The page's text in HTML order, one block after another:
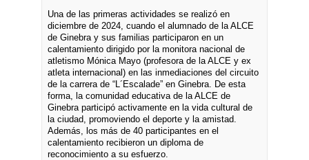
Una de las primeras actividades se realizó en
diciembre de 2024, cuando el alumnado de la ALCE
de Ginebra y sus familias participaron en un
calentamiento dirigido por la monitora nacional de
atletismo Mónica Mayo (profesora de la ALCE y ex
atleta internacional) en las inmediaciones del circuito
de la carrera de “L´Escalade” en Ginebra. De esta
forma, la comunidad educativa de la ALCE de
Ginebra participó activamente en la vida cultural de
la ciudad, promoviendo el deporte y la amistad.
Además, los más de 40 participantes en el
calentamiento recibieron un diploma de
reconocimiento a su esfuerzo.